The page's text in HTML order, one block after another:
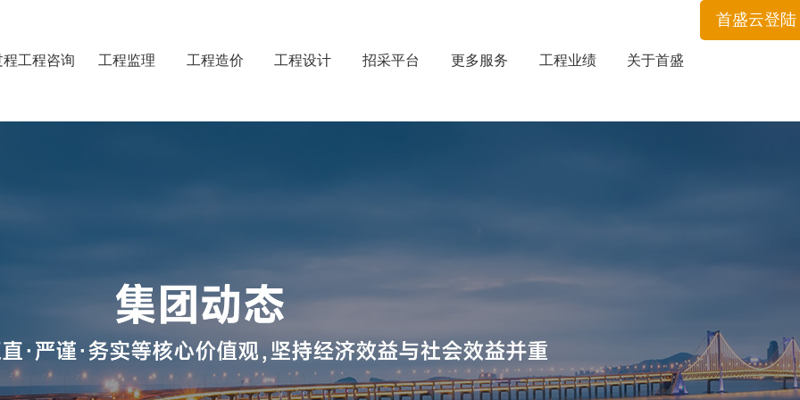
程工程咨询 工程监理 工程造价 工程设计 招采平台 更多服务 工程业绩 关于首盛
首盛云登陆